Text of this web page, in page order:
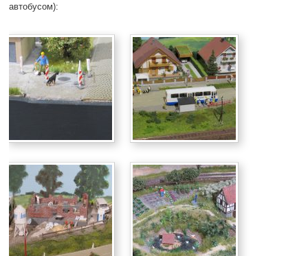
автобусом):